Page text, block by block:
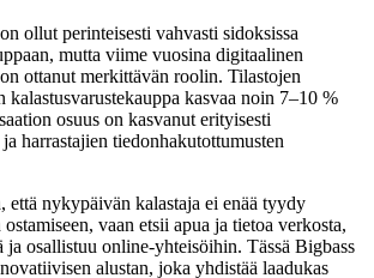
ollut perinteisesti vahvasti sidoksissa
mutta viime vuosina digitaalinen
ottanut merkittävän roolin. Tilastojen
kalastusvarustekauppa kasvaa noin 7–10 %
osuus on kasvanut erityisesti
harrastajien tiedonhakutottumusten
että nykypäivän kalastaja ei enää tyydy
vaan etsii apua ja tietoa verkosta,
ja osallistuu online-yhteisöihin. Tässä Bigbass
alustan, joka yhdistää laadukas